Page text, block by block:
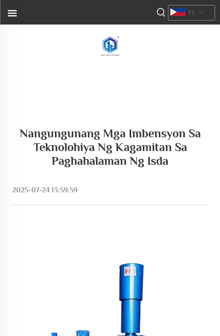
TL
Nangungunang Mga Imbensyon Sa
Teknolohiya Ng Kagamitan Sa
Paghahalaman Ng Isda
2025-07-24 13:59:59